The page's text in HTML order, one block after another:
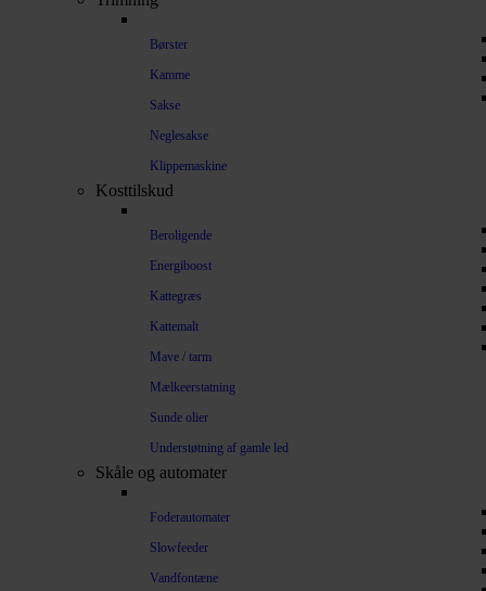
Børster
Kamme
Sakse
Neglesakse
Klippemaskine
Kosttilskud
Beroligende
Energiboost
Kattegræs
Kattemalt
Mave / tarm
Mælkeerstatning
Sunde olier
Understøtning af gamle led
Skåle og automater
Foderautomater
Slowfeeder
Vandfontæne